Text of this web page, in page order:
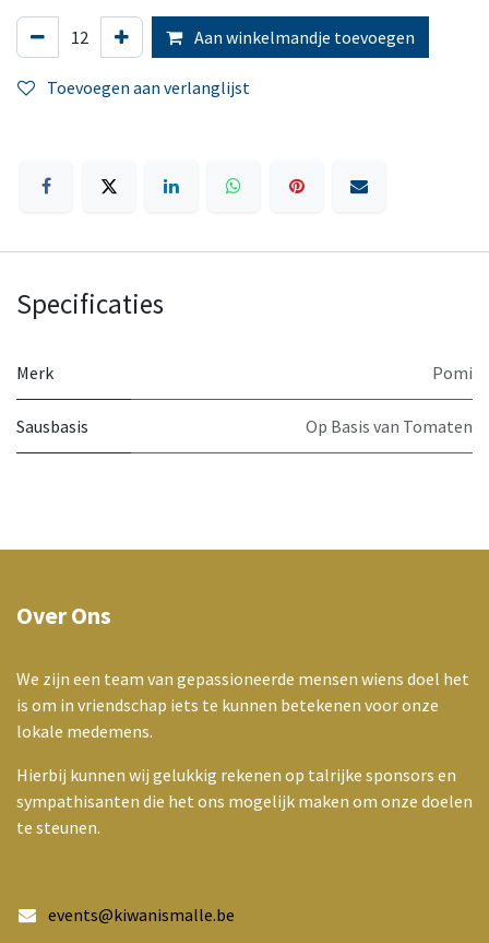
Aan winkelmandje toevoegen
Toevoegen aan verlanglijst
Specificaties
Merk Pomi
Sausbasis Op Basis van Tomaten
Over Ons
We zijn een team van gepassioneerde mensen wiens doel het
is om in vriendschap iets te kunnen betekenen voor onze
lokale medemens.
Hierbij kunnen wij gelukkig rekenen op talrijke sponsors en
sympathisanten die het ons mogelijk maken om onze doelen
te steunen.
events@kiwanismalle.be